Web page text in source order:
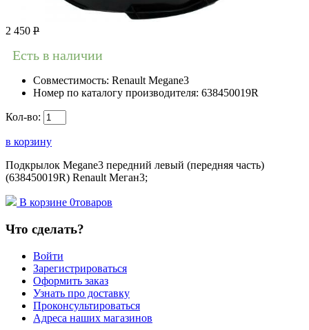
2 450 Р
Есть в наличии
Совместимость: Renault Megane3
Номер по каталогу производителя: 638450019R
Кол-во:
в корзину
Подкрылок Megane3 передний левый (передняя часть)
(638450019R) Renault Меган3;
В корзине 0товаров
Что сделать?
Войти
Зарегистрироваться
Оформить заказ
Узнать про доставку
Проконсультироваться
Адреса наших магазинов